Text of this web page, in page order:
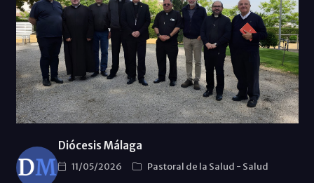
Diócesis Málaga
11/05/2026 Pastoral de la Salud - Salud